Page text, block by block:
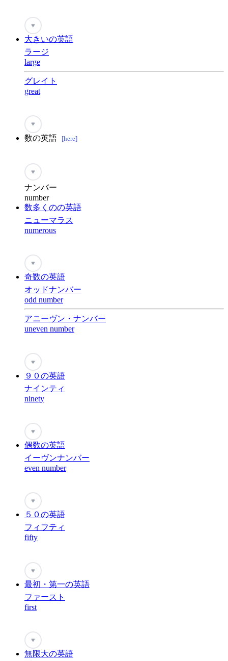
♥
大きいの英語
ラージ
large
グレイト
great
♥
数の英語 [here]
♥
ナンバー
number
数多くのの英語
ニューマラス
numerous
♥
奇数の英語
オッドナンバー
odd number
アニーヴン・ナンバー
uneven number
♥
９０の英語
ナインティ
ninety
♥
偶数の英語
イーヴンナンバー
even number
♥
５０の英語
フィフティ
fifty
♥
最初・第一の英語
ファースト
first
♥
無限大の英語